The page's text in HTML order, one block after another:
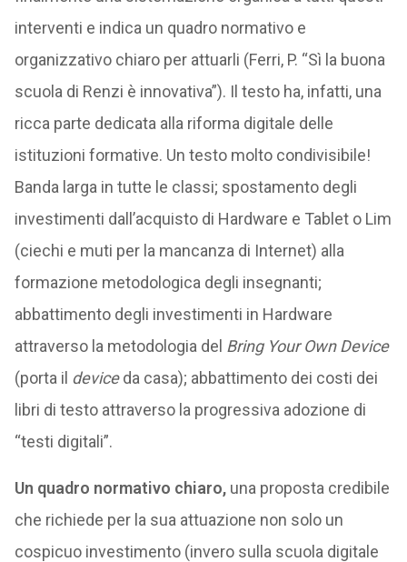
interventi e indica un quadro normativo e
organizzativo chiaro per attuarli (Ferri, P. “Sì la buona
scuola di Renzi è innovativa”). Il testo ha, infatti, una
ricca parte dedicata alla riforma digitale delle
istituzioni formative. Un testo molto condivisibile!
Banda larga in tutte le classi; spostamento degli
investimenti dall’acquisto di Hardware e Tablet o Lim
(ciechi e muti per la mancanza di Internet) alla
formazione metodologica degli insegnanti;
abbattimento degli investimenti in Hardware
attraverso la metodologia del Bring Your Own Device
(porta il deviceda casa); abbattimento dei costi dei
libri di testo attraverso la progressiva adozione di
“testi digitali”.
Un quadro normativo chiaro,una proposta credibile
che richiede per la sua attuazione non solo un
cospicuo investimento (invero sulla scuola digitale